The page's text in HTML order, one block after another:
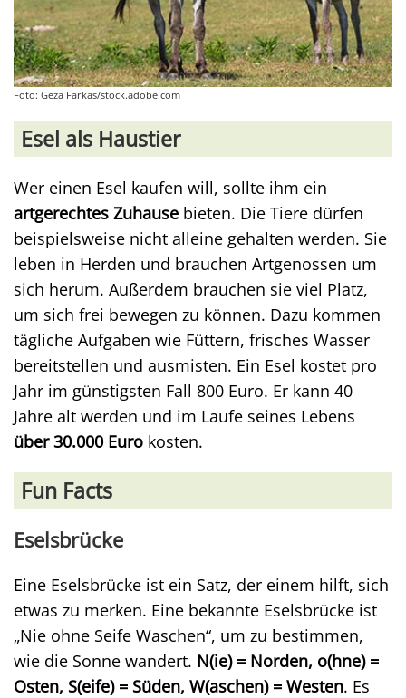
Foto: Geza Farkas/stock.adobe.com
Esel als Haustier
Wer einen Esel kaufen will, sollte ihm ein
artgerechtes Zuhause bieten. Die Tiere dürfen
beispielsweise nicht alleine gehalten werden. Sie
leben in Herden und brauchen Artgenossen um
sich herum. Außerdem brauchen sie viel Platz,
um sich frei bewegen zu können. Dazu kommen
tägliche Aufgaben wie Füttern, frisches Wasser
bereitstellen und ausmisten. Ein Esel kostet pro
Jahr im günstigsten Fall 800 Euro. Er kann 40
Jahre alt werden und im Laufe seines Lebens
über 30.000 Euro kosten.
Fun Facts
Eselsbrücke
Eine Eselsbrücke ist ein Satz, der einem hilft, sich
etwas zu merken. Eine bekannte Eselsbrücke ist
„Nie ohne Seife Waschen“, um zu bestimmen,
wie die Sonne wandert. N(ie) = Norden, o(hne) =
Osten, S(eife) = Süden, W(aschen) = Westen. Es